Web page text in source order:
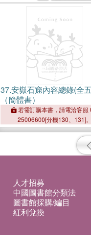
37.安嶽石窟內容總錄(全
（簡體書）
若需訂購本書，請電洽客服
25006600[分機130、131]。
人才招募
中國圖書館分類法
圖書館採購/編目
紅利兌換